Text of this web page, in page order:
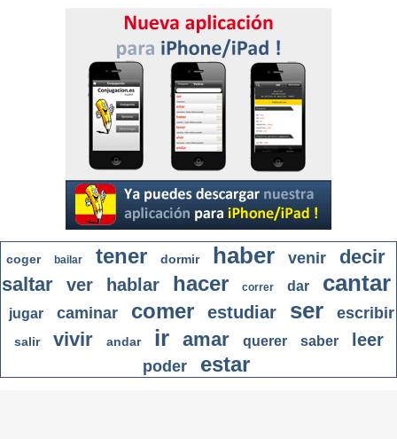
coger bailar tener dormir haber venir
decir
saltar
ver hablar hacer correr dar cantar
jugar caminar comer estudiar ser escribir
salir vivir andar ir amar querer saber leer
poder estar